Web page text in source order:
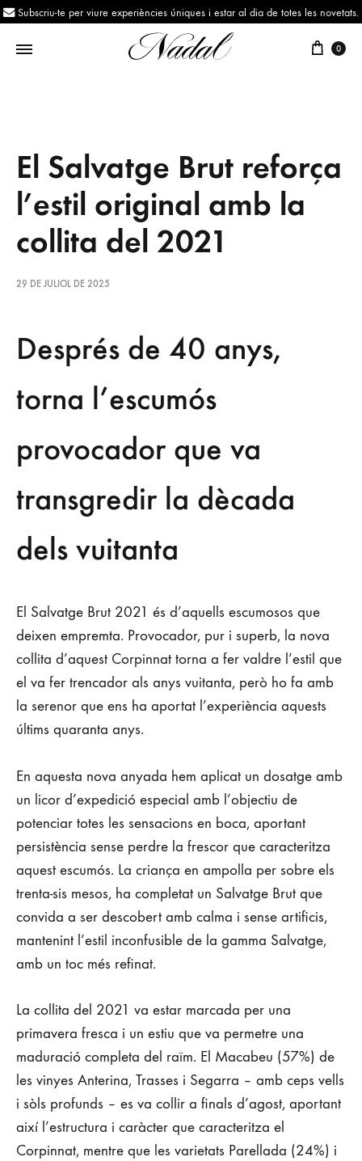
Subscriu-te per viure experiències úniques i estar al dia de totes les novetats.
0
El Salvatge Brut reforça
l’estil original amb la
collita del 2021
29 DE JULIOL DE 2025
El
Salvatge
Brut
reforça
l’estil
original
amb
la
collita
del
2021
DE
JULIOL
DE
Després de 40 anys,
torna l’escumós
provocador que va
transgredir la dècada
dels vuitanta
El Salvatge Brut 2021 és d’aquells escumosos que
deixen empremta. Provocador, pur i superb, la nova
collita d’aquest Corpinnat torna a fer valdre l’estil que
el va fer trencador als anys vuitanta, però ho fa amb
la serenor que ens ha aportat l’experiència aquests
últims quaranta anys.
En aquesta nova anyada hem aplicat un dosatge amb
un licor d’expedició especial amb l’objectiu de
potenciar totes les sensacions en boca, aportant
persistència sense perdre la frescor que caracteritza
aquest escumós. La criança en ampolla per sobre els
trenta-sis mesos, ha completat un Salvatge Brut que
convida a ser descobert amb calma i sense artificis,
mantenint l’estil inconfusible de la gamma Salvatge,
amb un toc més refinat.
La collita del 2021 va estar marcada per una
primavera fresca i un estiu que va permetre una
maduració completa del raïm. El Macabeu (57%) de
les vinyes Anterina, Trasses i Segarra – amb ceps vells
i sòls profunds – es va collir a finals d’agost, aportant
així l’estructura i caràcter que caracteritza el
Corpinnat, mentre que les varietats Parellada (24%) i